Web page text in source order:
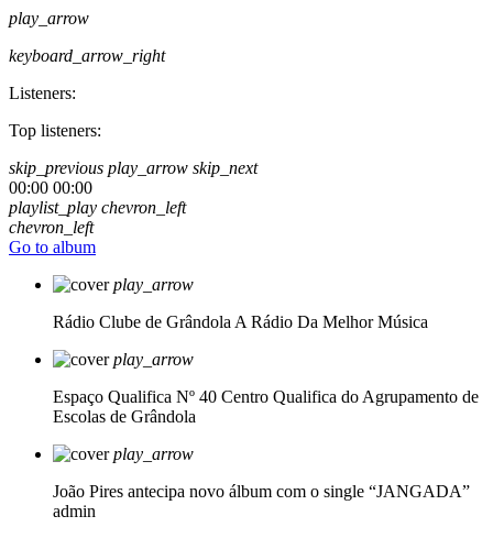
play_arrow
keyboard_arrow_right
Listeners:
Top listeners:
skip_previous play_arrow skip_next
00:00 00:00
playlist_play chevron_left
chevron_left
Go to album
play_arrow
Rádio Clube de Grândola A Rádio Da Melhor Música
play_arrow
Espaço Qualifica Nº 40 Centro Qualifica do Agrupamento de
Escolas de Grândola
play_arrow
João Pires antecipa novo álbum com o single “JANGADA”
admin